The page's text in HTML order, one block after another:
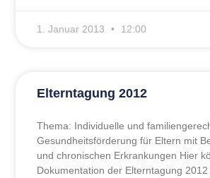
1. Januar 2013 12:00
Elterntagung 2012
Thema: Individuelle und
Gesundheitsförderung für Eltern mit
und chronischen Erkrankungen Hier
Dokumentation der Elterntagung